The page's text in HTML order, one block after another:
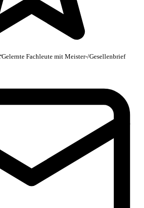
Gelernte Fachleute mit Meister-/Gesellenbrief